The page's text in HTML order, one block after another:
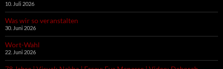
10. Juli 2026
Was wir so veranstalten
30. Juni 2026
Wort-Wahl
22. Juni 2026